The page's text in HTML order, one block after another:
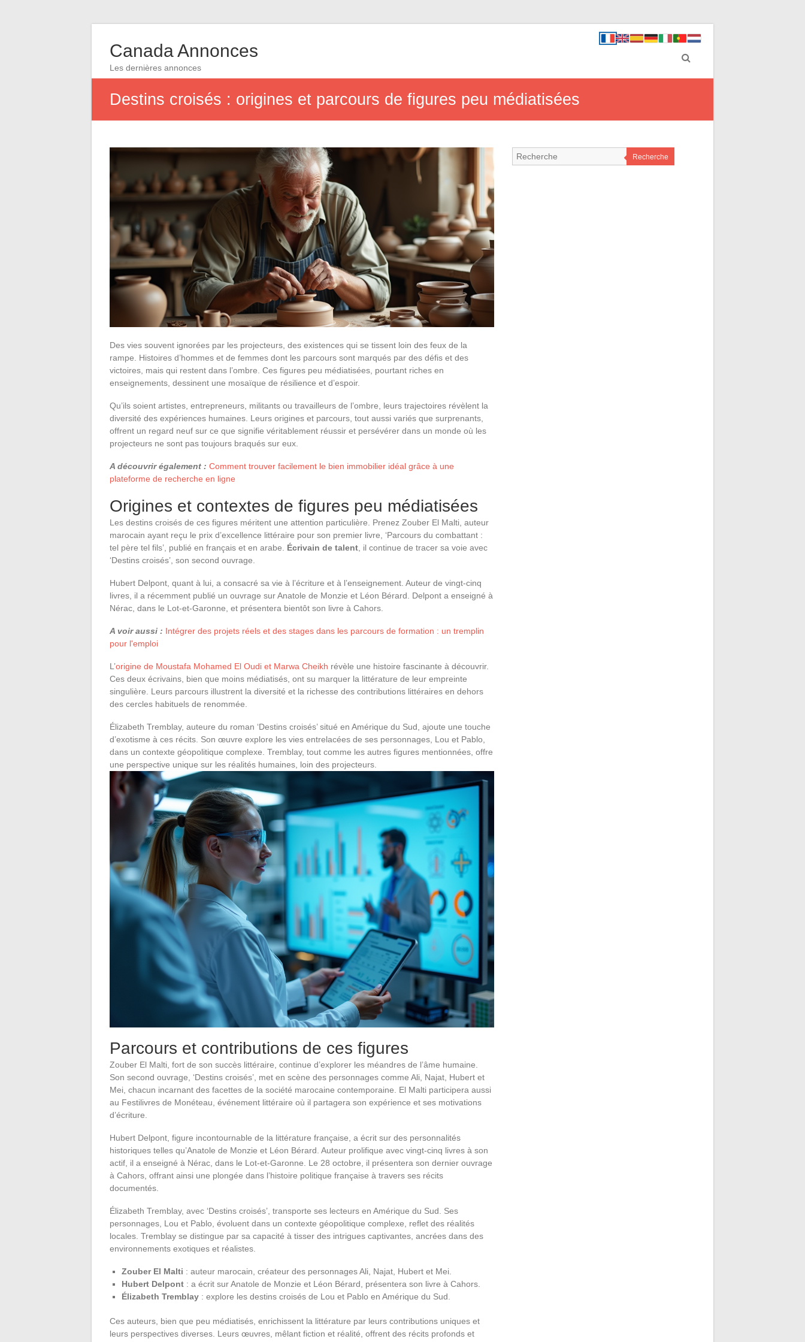
Canada Annonces
Les dernières annonces
Destins croisés : origines et parcours de figures peu médiatisées
Des vies souvent ignorées par les projecteurs, des existences qui se tissent loin des feux de la
rampe. Histoires d’hommes et de femmes dont les parcours sont marqués par des défis et des
victoires, mais qui restent dans l’ombre. Ces figures peu médiatisées, pourtant riches en
enseignements, dessinent une mosaïque de résilience et d’espoir.
Qu’ils soient artistes, entrepreneurs, militants ou travailleurs de l’ombre, leurs trajectoires révèlent la
diversité des expériences humaines. Leurs origines et parcours, tout aussi variés que surprenants,
offrent un regard neuf sur ce que signifie véritablement réussir et persévérer dans un monde où les
projecteurs ne sont pas toujours braqués sur eux.
A découvrir également : Comment trouver facilement le bien immobilier idéal grâce à une
plateforme de recherche en ligne
Origines et contextes de figures peu médiatisées
Les destins croisés de ces figures méritent une attention particulière. Prenez Zouber El Malti, auteur
marocain ayant reçu le prix d’excellence littéraire pour son premier livre, ‘Parcours du combattant :
tel père tel fils’, publié en français et en arabe. Écrivain de talent , il continue de tracer sa voie avec
‘Destins croisés’, son second ouvrage.
Hubert Delpont, quant à lui, a consacré sa vie à l’écriture et à l’enseignement. Auteur de vingt-cinq
livres, il a récemment publié un ouvrage sur Anatole de Monzie et Léon Bérard. Delpont a enseigné à
Nérac, dans le Lot-et-Garonne, et présentera bientôt son livre à Cahors.
A voir aussi : Intégrer des projets réels et des stages dans les parcours de formation : un tremplin
pour l'emploi
L’origine de Moustafa Mohamed El Oudi et Marwa Cheikh révèle une histoire fascinante à découvrir.
Ces deux écrivains, bien que moins médiatisés, ont su marquer la littérature de leur empreinte
singulière. Leurs parcours illustrent la diversité et la richesse des contributions littéraires en dehors
des cercles habituels de renommée.
Élizabeth Tremblay, auteure du roman ‘Destins croisés’ situé en Amérique du Sud, ajoute une touche
d’exotisme à ces récits. Son œuvre explore les vies entrelacées de ses personnages, Lou et Pablo,
dans un contexte géopolitique complexe. Tremblay, tout comme les autres figures mentionnées, offre
une perspective unique sur les réalités humaines, loin des projecteurs.
Parcours et contributions de ces figures
Zouber El Malti, fort de son succès littéraire, continue d’explorer les méandres de l’âme humaine.
Son second ouvrage, ‘Destins croisés’, met en scène des personnages comme Ali, Najat, Hubert et
Mei, chacun incarnant des facettes de la société marocaine contemporaine. El Malti participera aussi
au Festilivres de Monéteau, événement littéraire où il partagera son expérience et ses motivations
d’écriture.
Hubert Delpont, figure incontournable de la littérature française, a écrit sur des personnalités
historiques telles qu’Anatole de Monzie et Léon Bérard. Auteur prolifique avec vingt-cinq livres à son
actif, il a enseigné à Nérac, dans le Lot-et-Garonne. Le 28 octobre, il présentera son dernier ouvrage
à Cahors, offrant ainsi une plongée dans l’histoire politique française à travers ses récits
documentés.
Élizabeth Tremblay, avec ‘Destins croisés’, transporte ses lecteurs en Amérique du Sud. Ses
personnages, Lou et Pablo, évoluent dans un contexte géopolitique complexe, reflet des réalités
locales. Tremblay se distingue par sa capacité à tisser des intrigues captivantes, ancrées dans des
environnements exotiques et réalistes.
Zouber El Malti : auteur marocain, créateur des personnages Ali, Najat, Hubert et Mei.
Hubert Delpont : a écrit sur Anatole de Monzie et Léon Bérard, présentera son livre à Cahors.
Élizabeth Tremblay : explore les destins croisés de Lou et Pablo en Amérique du Sud.
Ces auteurs, bien que peu médiatisés, enrichissent la littérature par leurs contributions uniques et
leurs perspectives diverses. Leurs œuvres, mêlant fiction et réalité, offrent des récits profonds et
Recherche